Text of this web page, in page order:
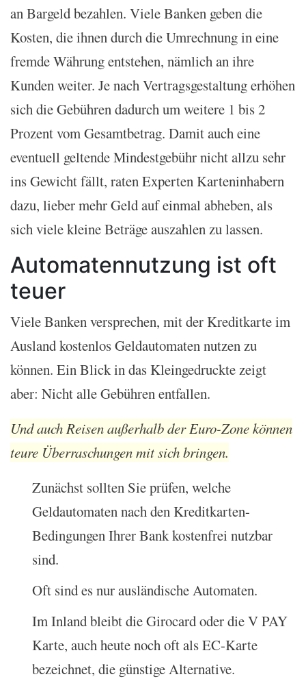
an Bargeld bezahlen. Viele Banken geben die
Kosten, die ihnen durch die Umrechnung in eine
fremde Währung entstehen, nämlich an ihre
Kunden weiter. Je nach Vertragsgestaltung erhöhen
sich die Gebühren dadurch um weitere 1 bis 2
Prozent vom Gesamtbetrag. Damit auch eine
eventuell geltende Mindestgebühr nicht allzu sehr
ins Gewicht fällt, raten Experten Karteninhabern
dazu, lieber mehr Geld auf einmal abheben, als
sich viele kleine Beträge auszahlen zu lassen.
Automatennutzung ist oft
teuer
Viele Banken versprechen, mit der Kreditkarte im
Ausland kostenlos Geldautomaten nutzen zu
können. Ein Blick in das Kleingedruckte zeigt
aber: Nicht alle Gebühren entfallen.
Und auch Reisen außerhalb der Euro-Zone können
teure Überraschungen mit sich bringen.
Zunächst sollten Sie prüfen, welche
Geldautomaten nach den Kreditkarten-
Bedingungen Ihrer Bank kostenfrei nutzbar
sind.
Oft sind es nur ausländische Automaten.
Im Inland bleibt die Girocard oder die V PAY
Karte, auch heute noch oft als EC-Karte
bezeichnet, die günstige Alternative.